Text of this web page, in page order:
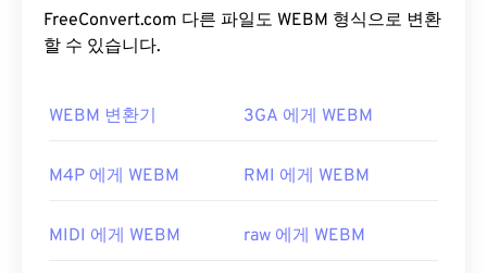
M4B 파일을 여는 기본 프로그램은iTunes 입니다.
여러 플랫폼에서 접속할 수 있는
Windows에서는
Windows Media Player,
여러 옵션을 사용할 수 있습니다.
플레이어를 지원합니다. WEBM은 비디오 스트림을
VP8또는VP9코덱으로, 오디오 스트림을
WEBM 파일을 어떻게 여나요?
VLC 미디어 플레이어 MPlayer는 모든 운영 체제
을 여는 다른 좋은 방법으로는 Microsoft Windows
Winamp Elmedia가
FreeConvert.com 다른 파일도 WEBM 형식으로 변환
할 수 있습니다.
WEBM 변환기 3GA 에게 WEBM
M4P 에게 WEBM RMI 에게 WEBM
MIDI 에게 WEBM raw 에게 WEBM